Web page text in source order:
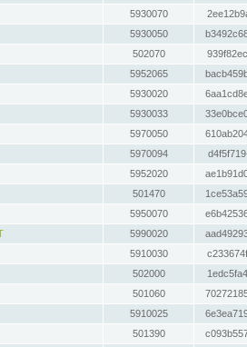
5930070
5930050
502070
5952065
5930020
5930033
5970050
5970094
5952020
501470
5950070
5990020
5910030
502000
501060
5910025
501390